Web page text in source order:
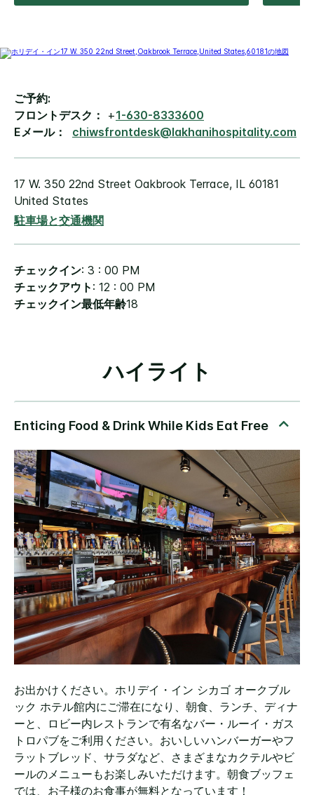
ご予約:
フロントデスク：
+1-630-8333600
Eメール：
chiwsfrontdesk@lakhanihospitality.com
17 W. 350 22nd Street Oakbrook Terrace, IL 60181
United States
駐車場と交通機関
チェックイン: 3 : 00 PM
チェックアウト : 12 : 00 PM
チェックイン最低年齢18
ハイライト
お出かけください。ホリデイ・イン シカゴ オークブル
ック ホテル館内にご滞在になり、朝食、ランチ、ディナ
ーと、ロビー内レストランで有名なバー・ルーイ・ガス
トロパブをご利用ください。おいしいハンバーガーやフ
ラットブレッド、サラダなど、さまざまなカクテルやビ
ールのメニューもお楽しみいただけます。朝食ブッフェ
では、お子様のお食事が無料となっています！